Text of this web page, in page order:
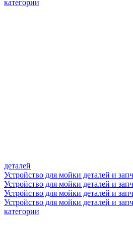
категории
деталей
Устройство для мойки деталей и
Устройство для мойки деталей и
Устройство для мойки деталей и
Устройство для мойки деталей и
категории